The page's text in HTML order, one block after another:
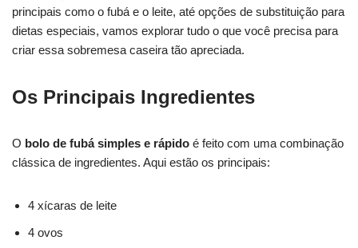
principais como o fubá e o leite, até opções de substituição para
dietas especiais, vamos explorar tudo o que você precisa para
criar essa sobremesa caseira tão apreciada.
Os Principais Ingredientes
O bolo de fubá simples e rápido é feito com uma combinação
clássica de ingredientes. Aqui estão os principais:
4 xícaras de leite
4 ovos